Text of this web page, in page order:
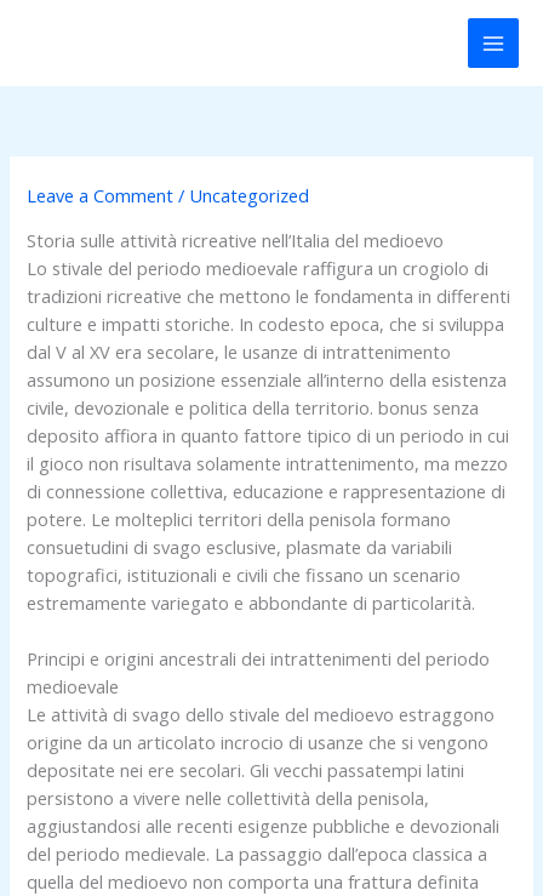
Leave a Comment / Uncategorized
Storia sulle attività ricreative nell’Italia del medioevo
Lo stivale del periodo medioevale raffigura un crogiolo di
tradizioni ricreative che mettono le fondamenta in differenti
culture e impatti storiche. In codesto epoca, che si sviluppa
dal V al XV era secolare, le usanze di intrattenimento
assumono un posizione essenziale all’interno della esistenza
civile, devozionale e politica della territorio. bonus senza
deposito affiora in quanto fattore tipico di un periodo in cui
il gioco non risultava solamente intrattenimento, ma mezzo
di connessione collettiva, educazione e rappresentazione di
potere. Le molteplici territori della penisola formano
consuetudini di svago esclusive, plasmate da variabili
topografici, istituzionali e civili che fissano un scenario
estremamente variegato e abbondante di particolarità.
Principi e origini ancestrali dei intrattenimenti del periodo
medioevale
Le attività di svago dello stivale del medioevo estraggono
origine da un articolato incrocio di usanze che si vengono
depositate nei ere secolari. Gli vecchi passatempi latini
persistono a vivere nelle collettività della penisola,
aggiustandosi alle recenti esigenze pubbliche e devozionali
del periodo medievale. La passaggio dall’epoca classica a
quella del medioevo non comporta una frattura definita